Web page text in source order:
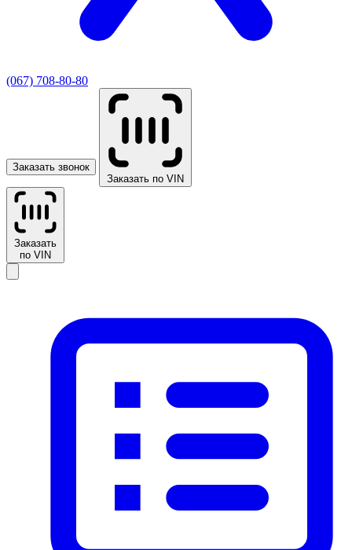
(067) 708-80-80
Заказать звонок
Заказать по VIN
Заказать
по VIN